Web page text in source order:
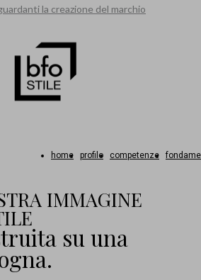
la creazione del marchio
home profilo competenze
IMMAGINE
su una